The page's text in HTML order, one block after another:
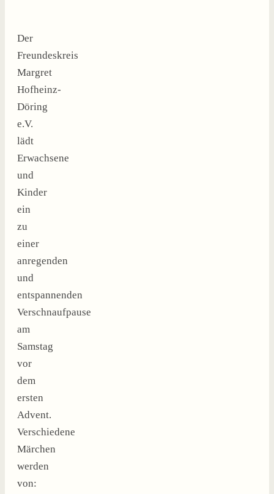
Der
Freundeskreis
Margret
Hofheinz-
Döring
e.V.
lädt
Erwachsene
und
Kinder
ein
zu
einer
anregenden
und
entspannenden
Verschnaufpause
am
Samstag
vor
dem
ersten
Advent.
Verschiedene
Märchen
werden
von: